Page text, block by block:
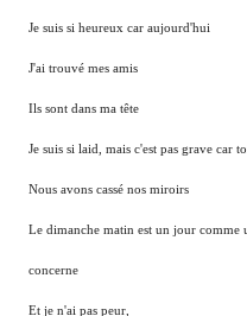
Je suis si heureux car aujourd'hui
J'ai trouvé mes amis
Ils sont dans ma tête
Je suis si laid, mais c'est pas grave car
Nous avons cassé nos miroirs
Le dimanche matin est un jour comme
concerne
Et je n'ai pas peur,